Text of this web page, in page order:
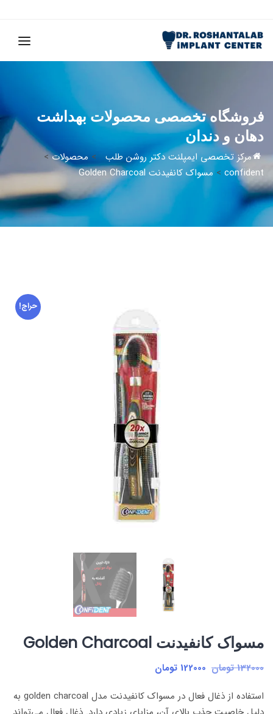
فروشگاه تخصصی محصولات بهداشت
دهان و دندان
مرکز تخصصی ایمپلنت دکتر روشن طلب >محصولات>
confident
>مسواک کانفیدنت Golden Charcoal
حراج!
مسواک کانفیدنت Golden Charcoal
132000 تومان قیمت
132000 تومان
122000 تومان
122000 تومان.
استفاده از ذغال فعال در مسواک کانفیدنت مدل golden charcoal به